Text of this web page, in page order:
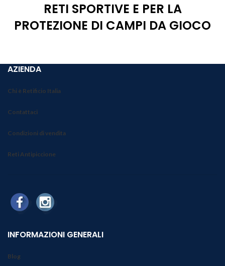
RETI SPORTIVE E PER LA
PROTEZIONE DI CAMPI DA GIOCO
AZIENDA
Chi è Retificio Italia
Contattaci
Condizioni di vendita
Reti Antipiccione
INFORMAZIONI GENERALI
Blog